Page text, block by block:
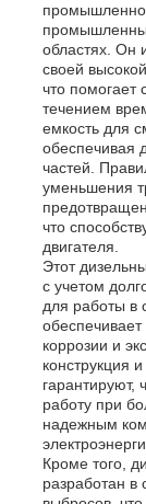
дизель-
бензиновый
Цифровая
Генератор
областях. Он
своей
что помогает
течением
емкость для
обеспечивая
частей.
уменьшения
что
двигателя.
Этот
с учетом
для работы в
обеспечивает
коррозии и
конструкция
гарантируют,
работу при
надежным
Кроме того,
разработан в